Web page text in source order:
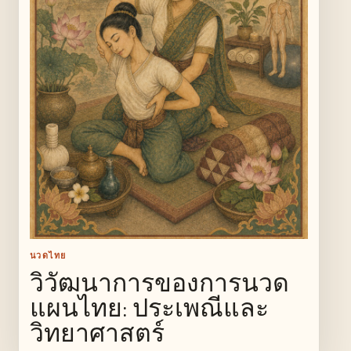
นวดไทย
วิวัฒนาการของการนวด
แผนไทย: ประเพณีและ
วิทยาศาสตร์